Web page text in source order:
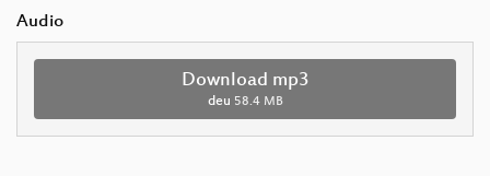
Audio
Download mp3
deu 58.4 MB